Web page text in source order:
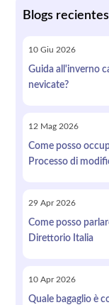
Blogs recientes
10 Giu 2026
Guida all'inverno
nevicate?
12 Mag 2026
Come posso
Processo di
29 Apr 2026
Come posso
Direttorio Italia
10 Apr 2026
Quale bagaglio è